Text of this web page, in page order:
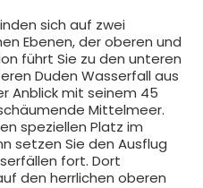
sich auf zwei
Ebenen, der oberen und
führt Sie zu den unteren
Duden Wasserfall aus
Anblick mit seinem 45
Mittelmeer.
speziellen Platz im
setzen Sie den Ausflug
fort. Dort
den herrlichen oberen